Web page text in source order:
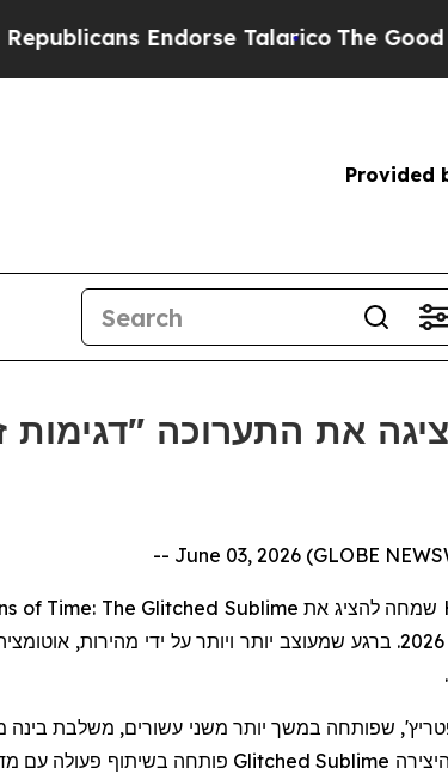
Endorse TalaricoThe Good
Provided
שמחה להציג את of Time: The Glitched Sublime
לונדון 2026. ברגע שמעוצב יותר ויותר על ידי
', שפותחה במשך יותר משני עשורים, משלבת בינה
Glitched Sublime פותחה בשיתוף פעולה עם